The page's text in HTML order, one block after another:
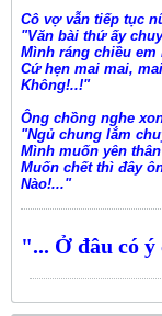
Cô vợ vẫn tiếp tục
"Văn bài thứ ấy
Mình ráng chiều
Cứ hẹn mai mai,
Không!..!"
Ông chồng nghe
"Ngủ chung lắm
Mình muốn yên
Muốn chết thì đây
Nào!..."
"... Ở đâu có